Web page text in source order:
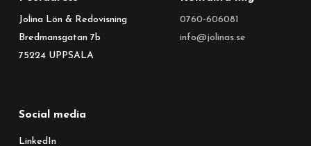
Jolina Lön & Redovisning
Bredmansgatan 7b
75224 UPPSALA
0760-606081
info@jolinas.se
Social media
LinkedIn